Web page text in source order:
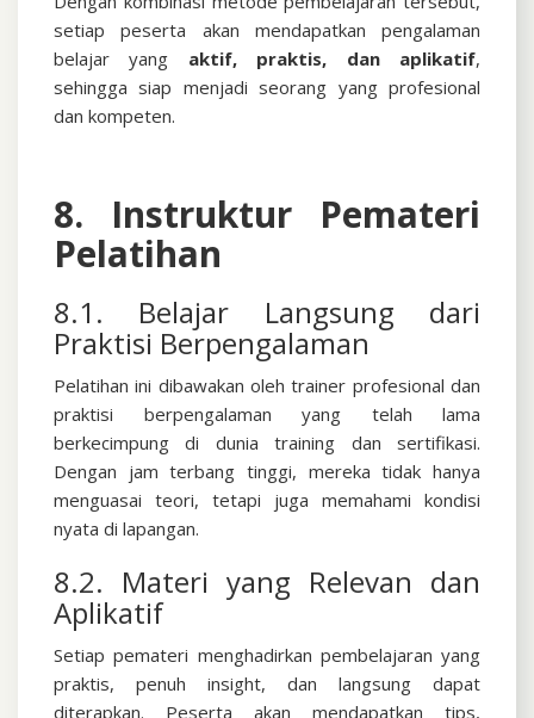
setiap peserta akan mendapatkan pengalaman
belajar yang aktif, praktis, dan aplikatif,
sehingga siap menjadi seorang yang profesional
dan kompeten.
8. Instruktur Pemateri
Pelatihan
8.1. Belajar Langsung dari
Praktisi Berpengalaman
Pelatihan ini dibawakan oleh trainer profesional dan
praktisi berpengalaman yang telah lama
berkecimpung di dunia training dan sertifikasi.
Dengan jam terbang tinggi, mereka tidak hanya
menguasai teori, tetapi juga memahami kondisi
nyata di lapangan.
8.2. Materi yang Relevan dan
Aplikatif
Setiap pemateri menghadirkan pembelajaran yang
praktis, penuh insight, dan langsung dapat
diterapkan. Peserta akan mendapatkan tips,